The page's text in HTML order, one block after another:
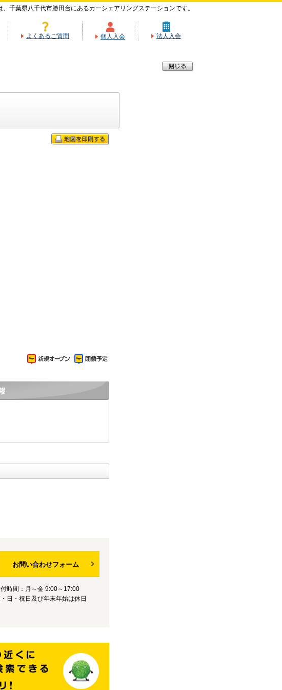
千葉県八千代市勝田台にあるカーシェアリングステーションです。
よくあるご質問 個人入会 法人入会
お問い合わせフォーム
時間：月～金 9:00～17:00
日・祝日及び年末年始は休日